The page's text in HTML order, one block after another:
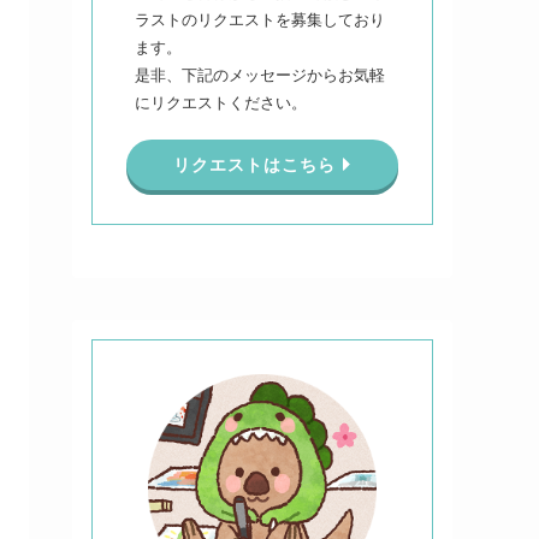
ラストのリクエストを募集しており
ます。
是非、下記のメッセージからお気軽
にリクエストください。
リクエストはこちら